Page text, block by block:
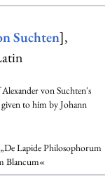
Suchten],
von Suchten's
to him by Johann
Lapide Philosophorum
Blancum«